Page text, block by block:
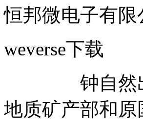
恒邦微电子有
weverse下载
钟自然出生
地质矿产部和